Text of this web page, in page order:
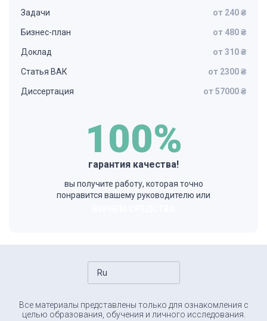
Задачи от 240 ₴
Бизнес-план от 480 ₴
Доклад от 310 ₴
Статья ВАК от 2300 ₴
Диссертация от 57000 ₴
100%
гарантия качества!
вы получите работу, которая точно
понравится вашему руководителю или
Ru
Все материалы представлены только для ознакомления с
целью образования, обучения и личного исследования.